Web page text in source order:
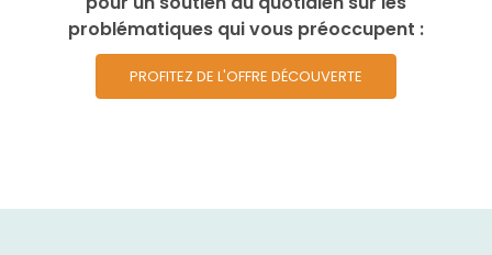
problématiques qui vous préoccupent :
PROFITEZ DE L'OFFRE DÉCOUVERTE